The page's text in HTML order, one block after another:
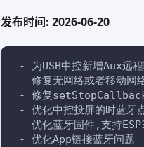
发布时间: 2026-06-20
- 为USB中控新增Aux远程
- 修复无网络或者移动网
- 修复setStopCallback
- 优化中控投屏的时蓝牙
- 优化蓝牙固件,支持
- 优化App链接蓝牙问题